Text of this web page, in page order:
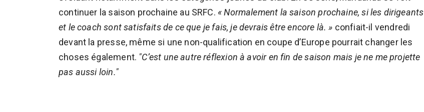
continuer la saison prochaine au SRFC. « Normalement la saison prochaine, si les dirigeants
et le coach sont satisfaits de ce que je fais, je devrais être encore là. » confiait-il vendredi
devant la presse, même si une non-qualification en coupe d’Europe pourrait changer les
choses également. "C’est une autre réflexion à avoir en fin de saison mais je ne me projette
pas aussi loin."